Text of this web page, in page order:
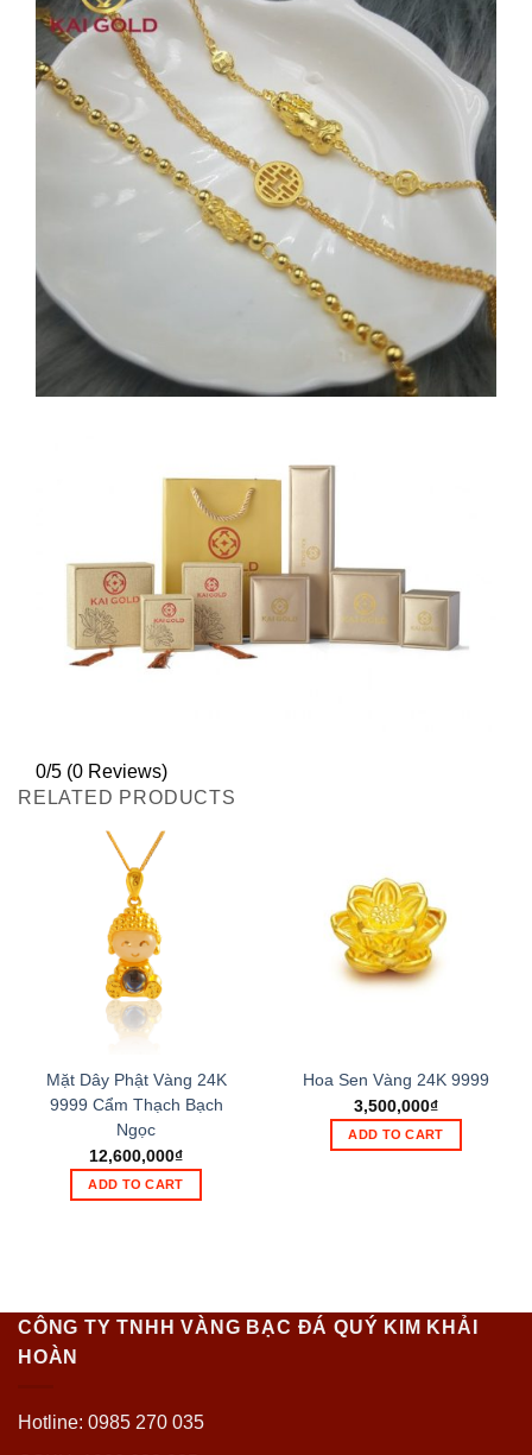
0/5 (0 Reviews)
RELATED PRODUCTS
Mặt Dây Phật Vàng 24K
9999 Cẩm Thạch Bạch
Ngọc
12,600,000₫
ADD TO CART
Hoa Sen Vàng 24K 9999
3,500,000₫
ADD TO CART
CÔNG TY TNHH VÀNG BẠC ĐÁ QUÝ KIM KHẢI
HOÀN
Hotline: 0985 270 035